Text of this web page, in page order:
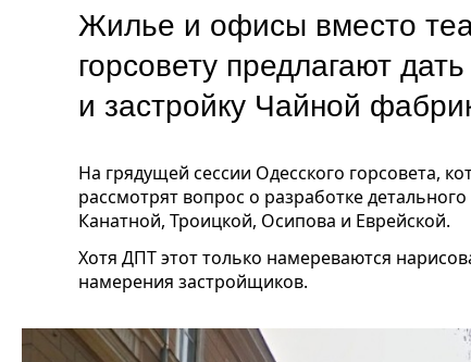
Жилье и офисы вместо
горсовету предлагают
и застройку Чайной
На грядущей сессии Одесского горсовета,
рассмотрят вопрос о разработке
Канатной, Троицкой, Осипова и Еврейской.
Хотя ДПТ этот только намереваются
намерения застройщиков.